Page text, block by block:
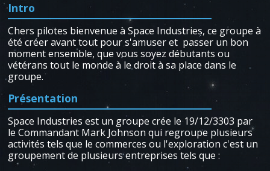
Intro
Chers pilotes bienvenue à Space Industries, ce groupe à
été créer avant tout pour s'amuser et passer un bon
moment ensemble, que vous soyez débutants ou
vétérans tout le monde à le droit à sa place dans le
groupe.
Présentation
Space Industries est un groupe crée le 19/12/3303 par
le Commandant Mark Johnson qui regroupe plusieurs
activités tels que le commerces ou l'exploration c'est un
groupement de plusieurs entreprises tels que :